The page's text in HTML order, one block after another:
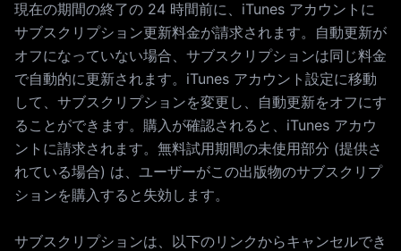
現在の期間の終了の 24 時間前に、iTunes アカウントに
サブスクリプション更新料金が請求されます。自動更新が
オフになっていない場合、サブスクリプションは同じ料金
で自動的に更新されます。iTunes アカウント設定に移動
して、サブスクリプションを変更し、自動更新をオフにす
ることができます。購入が確認されると、iTunes アカウ
ントに請求されます。無料試用期間の未使用部分 (提供さ
れている場合) は、ユーザーがこの出版物のサブスクリプ
ションを購入すると失効します。
サブスクリプションは、以下のリンクからキャンセルでき